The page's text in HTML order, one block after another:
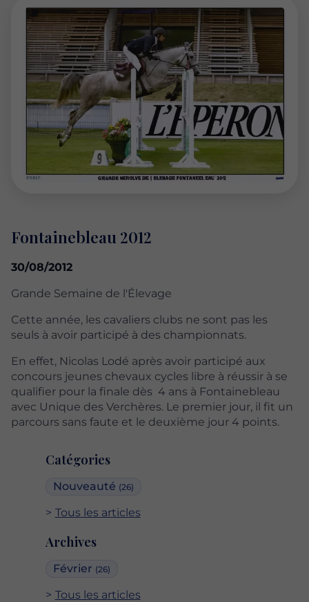
Catégories
Nouveauté (26)
Tous les articles
Archives
Février (26)
Tous les articles
Fontainebleau 2012
30/08/2012
Grande Semaine de l'Élevage
Cette année, les cavaliers clubs ne sont pas les
seuls à avoir participé à des championnats.
En effet, Nicolas Lodé après avoir participé aux
concours jeunes chevaux cycles libre à réussir à se
qualifier pour la finale dès 4 ans à Fontainebleau
avec Unique des Verchères. Le premier jour, il fit un
parcours sans faute et le deuxième jour 4 points.